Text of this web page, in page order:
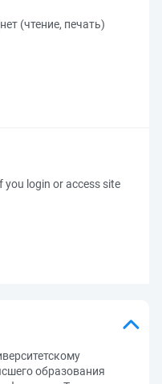
(чтение, печать)
you login or access site
образования